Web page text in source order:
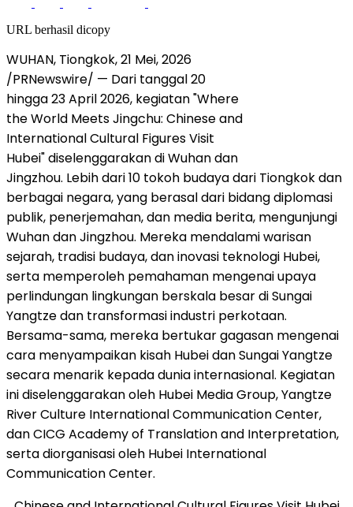
URL berhasil dicopy
WUHAN, Tiongkok,21 Mei, 2026
/PRNewswire/ — Dari tanggal 20
hingga 23 April 2026, kegiatan "Where
the World Meets Jingchu: Chinese and
International Cultural Figures Visit
Hubei" diselenggarakan di Wuhan dan
Jingzhou. Lebih dari 10 tokoh budaya dari Tiongkok dan
berbagai negara, yang berasal dari bidang diplomasi
publik, penerjemahan, dan media berita, mengunjungi
Wuhan dan Jingzhou. Mereka mendalami warisan
sejarah, tradisi budaya, dan inovasi teknologi Hubei,
serta memperoleh pemahaman mengenai upaya
perlindungan lingkungan berskala besar di Sungai
Yangtze dan transformasi industri perkotaan.
Bersama-sama, mereka bertukar gagasan mengenai
cara menyampaikan kisah Hubei dan Sungai Yangtze
secara menarik kepada dunia internasional. Kegiatan
ini diselenggarakan oleh Hubei Media Group, Yangtze
River Culture International Communication Center,
dan CICG Academy of Translation and Interpretation,
serta diorganisasi oleh Hubei International
Communication Center.